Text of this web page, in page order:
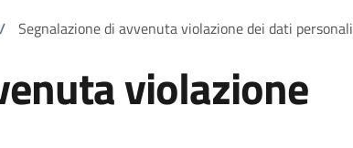
/ Segnalazione di avvenuta violazione dei dati personali
violazione